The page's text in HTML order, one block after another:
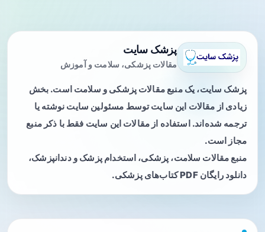
پزشک سایت
مقالات پزشکی، سلامت و آموزش
پزشک سایت، یک منبع مقالات پزشکی و سلامت است. بخش
زیادی از مقالات این سایت توسط مسئولین سایت نوشته یا
ترجمه شده‌اند. استفاده از مقالات این سایت فقط با ذکر منبع
مجاز است.
منبع مقالات سلامت، پزشکی، استخدام پزشک و دندانپزشک،
دانلود رایگان PDF کتاب‌های پزشکی.